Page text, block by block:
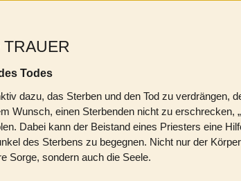
Todes
dazu, das Sterben und den Tod zu verdrängen,
Wunsch, einen Sterbenden nicht zu erschrecken,
Dabei kann der Beistand eines Priesters eine
des Sterbens zu begegnen. Nicht nur der
Sorge, sondern auch die Seele.